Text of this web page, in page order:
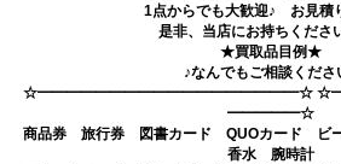
1点からでも大歓迎♪ お見積
是非、当店にお持ちくださ
★買取品目例★
♪なんでもご相談くださ
☆━━━━━━━━━━━━━━━━━━☆
━━━━━☆
商品券 旅行券 図書カード QUOカード ビ
香水 腕時計